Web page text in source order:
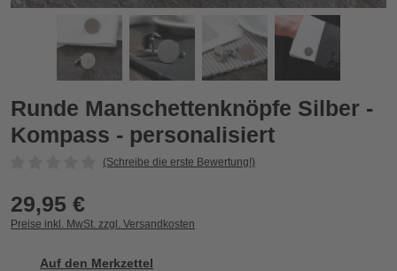
Runde Manschettenknöpfe Silber - Kompass - personalisiert
Zurück
Runde Manschettenknöpfe Silber -
Kompass - personalisiert
(Schreibe die erste Bewertung!)
29,95 €
Preise inkl. MwSt. zzgl. Versandkosten
Auf den Merkzettel